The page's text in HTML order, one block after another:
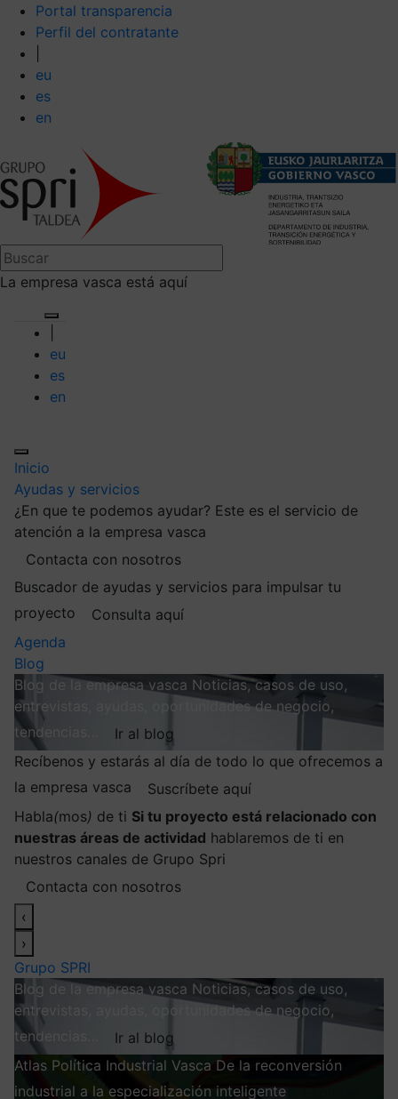
Portal transparencia
Perfil del contratante
eu
es
en
La empresa vasca está aquí
eu
es
en
Inicio
Ayudas y servicios
¿En que te podemos ayudar? Este es el servicio de
atención a la empresa vasca
Contacta con nosotros
Buscador de ayudas y servicios para impulsar tu
proyecto
Consulta aquí
Agenda
Blog
Blog de la empresa vasca Noticias, casos de uso,
entrevistas, ayudas, oportunidades de negocio,
tendencias…
Ir al blog
Recíbenos y estarás al día de todo lo que ofrecemos a
la empresa vasca
Suscríbete aquí
Habla(mos) de ti Si tu proyecto está relacionado con
nuestras áreas de actividad hablaremos de ti en
nuestros canales de Grupo Spri
Contacta con nosotros
‹
›
Grupo SPRI
Blog de la empresa vasca Noticias, casos de uso,
entrevistas, ayudas, oportunidades de negocio,
tendencias…
Ir al blog
Atlas Política Industrial Vasca De la reconversión
industrial a la especialización inteligente